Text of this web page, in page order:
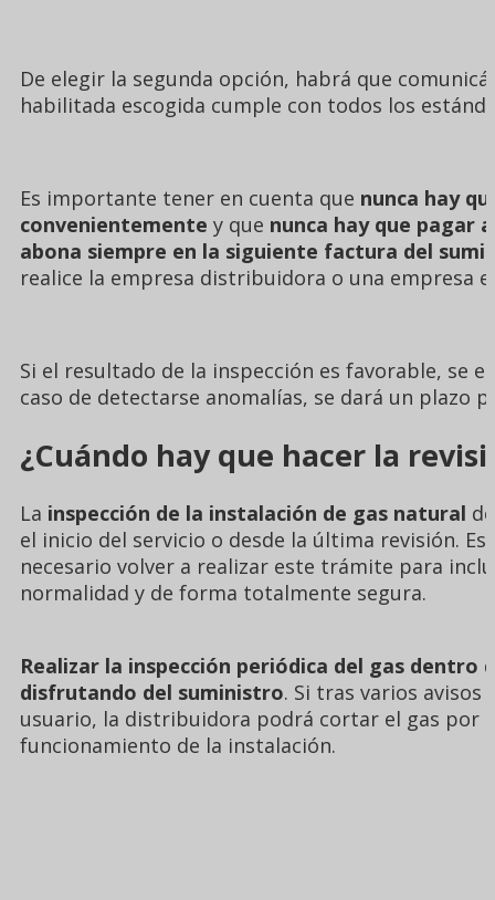
De elegir la segunda opción, habrá que
habilitada escogida cumple con todos los
Es importante tener en cuenta que nunca hay
convenientemente y que nunca hay que pagar
abona siempre en la siguiente factura del
realice la empresa distribuidora o una empresa
Si el resultado de la inspección es favorable, se
caso de detectarse anomalías, se dará un plazo
¿Cuándo hay que hacer la
La inspección de la instalación de gas natural
el inicio del servicio o desde la última revisión.
necesario volver a realizar este trámite para
normalidad y de forma totalmente segura.
Realizar la inspección periódica del gas dentro
disfrutando del suministro. Si tras varios avisos
usuario, la distribuidora podrá cortar el gas por
funcionamiento de la instalación.